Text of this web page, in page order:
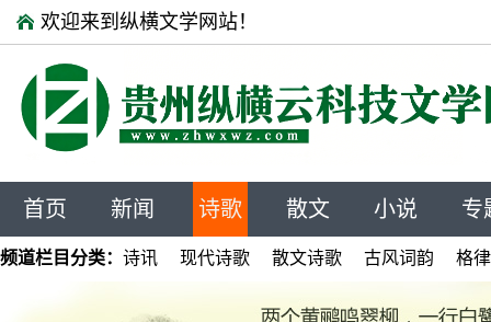
欢迎来到纵横文学网站！
首页 新闻 诗歌 散文 小说 专
频道栏目分类： 诗讯 现代诗歌 散文诗歌 古风词韵 格